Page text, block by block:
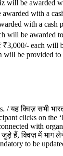
will be awarded
with a
with a
will be awarded to
each will
be provided to
/ यह क्विज़ सभी
clicks on the
with
हैं, क्विज़ में भाग लेने
to be